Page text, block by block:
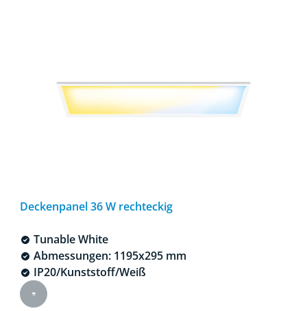
Deckenpanel 36 W rechteckig
Tunable White
Abmessungen: 1195x295 mm
IP20/Kunststoff/Weiß